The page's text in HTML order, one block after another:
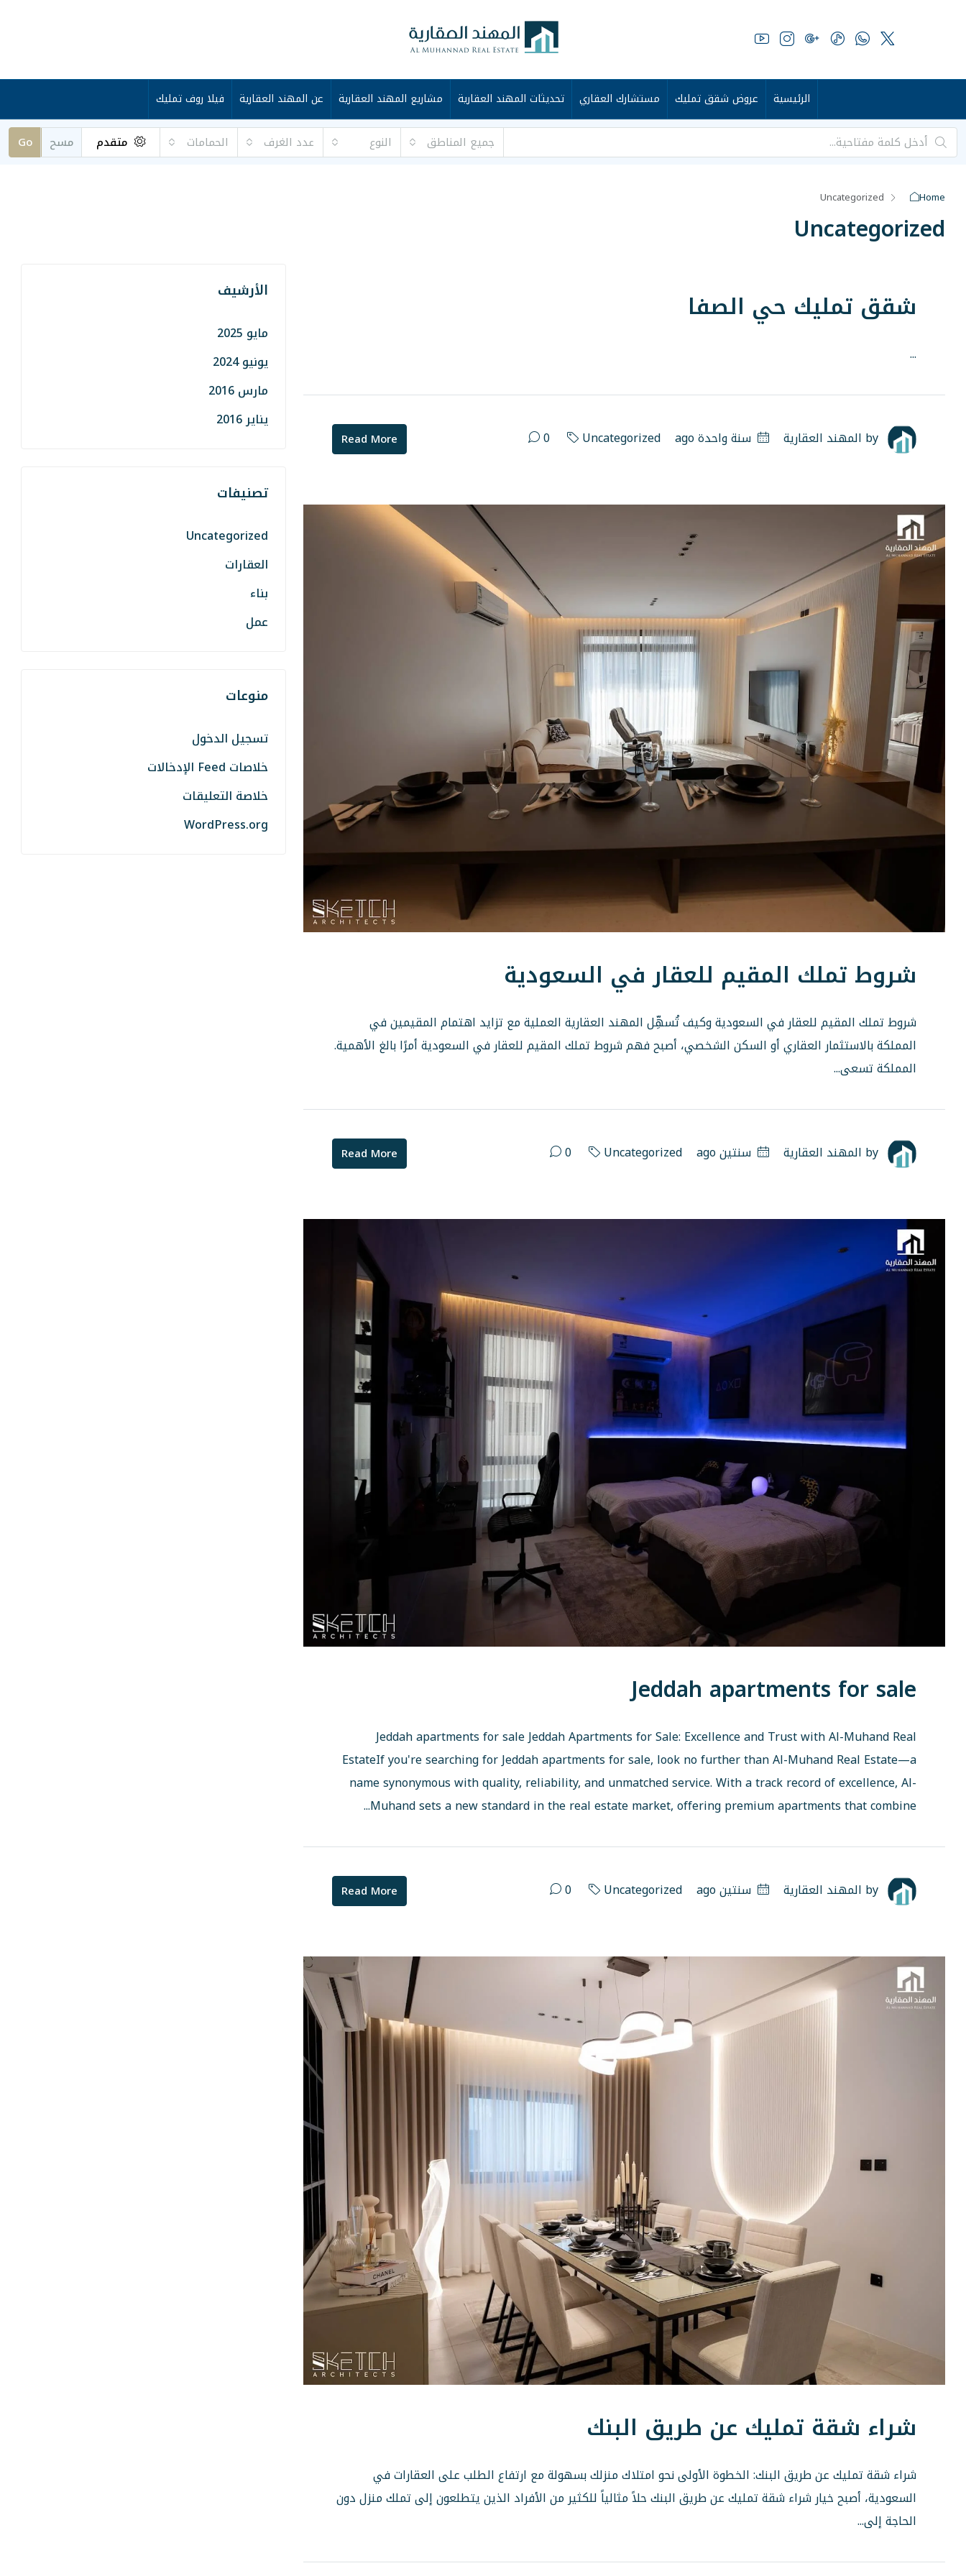
الرئيسية عروض شقق تمليك مستشارك العقاري تحديثات المهند العقارية مشاريع المهند العقارية عن المهند العقارية فيلا روف تمليك
جميع المناطق النوع عدد الغرف الحمامات متقدم مسح Go
Home
Uncategorized
Uncategorized
شقق تمليك حي الصفا
...
المهند العقارية سنة واحدة ago Uncategorized
0
Read More
شروط تملك المقيم للعقار في السعودية
شروط تملك المقيم للعقار في السعودية وكيف تُسهِّل المهند العقارية العملية مع تزايد اهتمام المقيمين في
المملكة بالاستثمار العقاري أو السكن الشخصي، أصبح فهم شروط تملك المقيم للعقار في السعودية أمرًا بالغ الأهمية.
المملكة تسعى...
المهند العقارية سنتين ago Uncategorized
0
Read More
Jeddah apartments for sale
Jeddah apartments for sale Jeddah Apartments for Sale: Excellence and Trust with Al-Muhand Real
EstateIf you're searching for Jeddah apartments for sale, look no further than Al-Muhand Real Estate—a
name synonymous with quality, reliability, and unmatched service. With a track record of excellence, Al-
Muhand sets a new standard in the real estate market, offering premium apartments that combine...
المهند العقارية سنتين ago Uncategorized
0
Read More
شراء شقة تمليك عن طريق البنك
شراء شقة تمليك عن طريق البنك: الخطوة الأولى نحو امتلاك منزلك بسهولة مع ارتفاع الطلب على العقارات في
السعودية، أصبح خيار شراء شقة تمليك عن طريق البنك حلاً مثالياً للكثير من الأفراد الذين يتطلعون إلى تملك منزل دون
الحاجة إلى...
الأرشيف
مايو 2025
يونيو 2024
مارس 2016
يناير 2016
تصنيفات
Uncategorized
العقارات
بناء
عمل
منوعات
تسجيل الدخول
خلاصات Feed الإدخالات
خلاصة التعليقات
WordPress.org